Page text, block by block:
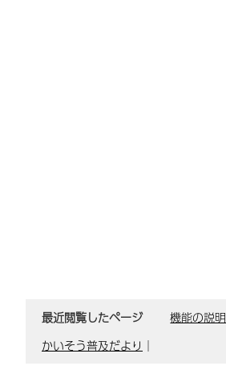
最近閲覧したページ
機能の説明
かいそう普及だより ｜